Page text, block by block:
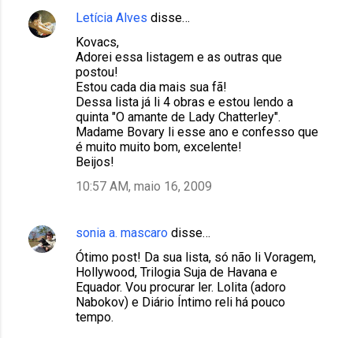
o
s
Letícia Alves disse…
Kovacs,
Adorei essa listagem e as outras que
postou!
Estou cada dia mais sua fã!
Dessa lista já li 4 obras e estou lendo a
quinta "O amante de Lady Chatterley".
Madame Bovary li esse ano e confesso que
é muito muito bom, excelente!
Beijos!
10:57 AM, maio 16, 2009
sonia a. mascaro disse…
Ótimo post! Da sua lista, só não li Voragem,
Hollywood, Trilogia Suja de Havana e
Equador. Vou procurar ler. Lolita (adoro
Nabokov) e Diário Íntimo reli há pouco
tempo.